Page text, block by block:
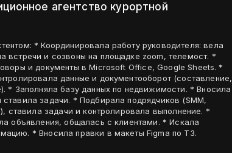
агентство курортной
* Координировала работу руководителя: вела
встречи и созвоны на площадке zoom, телемост. *
и документы в Microsoft Office, Google Sheets. *
данные и документооборот (составление,
* Заполняла базу данных по недвижимости. * Вносила
задачи. * Подбирала подрядчиков (SMM,
ставила задачи и контролировала выполнение. *
объявления, общалась с клиентами. * Искала
* Вносила правки в макеты Figma по ТЗ.